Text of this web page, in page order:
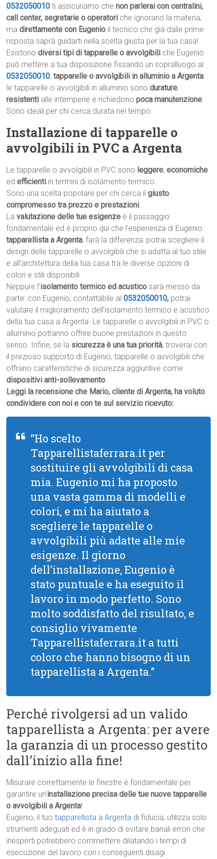
0532050010 ti assicuriamo chenon parlerai con centralini,
call center, segretarie o operatori che ignorano la materia,
madirettamente con Eugenio il tecnico che già dalle prime
risposta saprà guidarti nella scelta giusta per la tua casa!
Esistonodiversi tipi di tapparelle o avvolgibili che Eugenio
può mettere a tua disposizione fissando un sopralluogo al
0532050010. tapparelle o avvolgibili in alluminio a Argenta:
le tapparelle o avvolgibili in alluminio sonodurature,
resistenti alle intemperie e richiedonopoca manutenzione.
Sono ideali per chi cerca durata nel tempo.
Installazione di tapparelle o
avvolgibili in PVC a Argenta
Le tapparelle o avvolgibili in PVC sono leggere,economiche
edefficienti in termini di isolamento termico.
Sono una scelta popolare per chi cerca ilgiusto
compromesso tra prezzo e prestazioni.
Lavalutazione delle tue esigenze è il passaggio
fondamentale ed è proprio qui che l’esperienza di Eugenio
tapparellista a Argenta, farà la differenza: potrai scegliere il
design delle tapparelle o avvolgibili che si adatta al tuo stile
e all’architettura della tua casa tra le diverse opzioni di
colori e stili disponibili.
Neppure l’isolamento termico ed acustico sarà messo da
parte: con Eugenio, contattabile al0532050010, potrai
valutare il miglioramento dell’isolamento termico e acustico
della tua casa a Argenta. Le tapparelle o avvolgibili in PVC o
alluminio potranno offrire buone prestazioni in questo
senso. Infine, se la sicurezza è una tua priorità, troverai con
il prezioso supporto di Eugenio, tapparelle o avvolgibili che
offrano caratteristiche di sicurezza aggiuntive come
dispositivi anti-sollevamento.
Leggi la recensione che Mario, cliente di Argenta, ha voluto
condividere con noi e con te sul servizio ricevuto:
“Ho scelto
Tapparellistaferrara.it per
sostituire gli avvolgibili di casa
mia. Eugenio mi ha proposto
una vasta gamma di modelli e
colori, e mi ha aiutato a
scegliere le tapparelle o
avvolgibili più adatte alle mie
esigenze. Il giorno
dell’installazione, Eugenio è
stato puntuale e ha eseguito il
lavoro in modo perfetto. Sono
molto soddisfatto del risultato, e
consiglio vivamente
Tapparellistaferrara.it a tutti
coloro che hanno bisogno di un
tapparellista a Argenta.”
Perché rivolgersi ad un valido
tapparellista a Argenta: per avere
la garanzia di un processo gestito
dall’inizio alla fine!
Misurare correttamente le finestre è fondamentale per
garantire un’installazione precisa delle tue nuove tapparelle
o avvolgibili a Argenta!
Eugenio, il tuotapparellista a Argenta di fiducia, utilizza solo
strumenti adeguati ed è in grado di evitare banali errori che
inesperti potrebbero commettere dilatando i tempi di
esecuzione del lavoro con i conseguenti disagi.